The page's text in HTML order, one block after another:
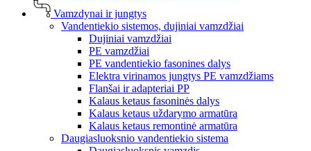
Vamzdynai ir jungtys
Vandentiekio sistemos, dujiniai vamzdžiai
Dujiniai vamzdžiai
PE vamzdžiai
PE vandentiekio fasonines dalys
Elektra virinamos jungtys PE vamzdžiams
Flanšai ir adapteriai PP
Kalaus ketaus fasoninės dalys
Kalaus ketaus uždarymo armatūra
Kalaus ketaus remontinė armatūra
Daugiasluoksnio vandentiekio sistema